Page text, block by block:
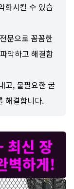
화시킬 수 있습
문으로 꼼꼼한
악하고 해결합
고, 불필요한 굴
해결합니다.
최신 장
벽하게!